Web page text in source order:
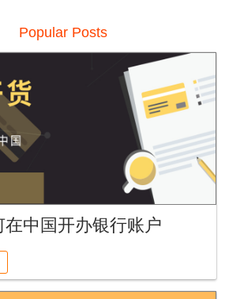
Popular Posts
中国开办银行账户